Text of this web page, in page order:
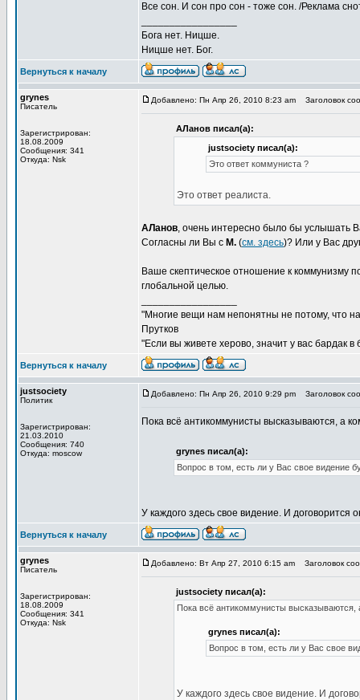
Все сон. И сон про сон - тоже сон. /Реклама
Бога нет. Ницше.
Ницше нет. Бог.
Вернуться к началу
grynes
Писатель
Зарегистрирован:
18.08.2009
Сообщения: 341
Откуда: Nsk
Добавлено: Пн Апр 26, 2010 8:23 am Заголовок
АЛанов писал(а):
justsociety писал(а):
Это ответ коммуниста ?
Это ответ реалиста.
АЛанов, очень интересно было бы услышать
Согласны ли Вы с M. (см. здесь)? Или у Вас
Ваше скептическое отношение к коммунизму
глобальной целью.
"Многие вещи нам непонятны не потому, что
Прутков
"Если вы живете херово, значит у вас бардак
Вернуться к началу
justsociety
Политик
Зарегистрирован:
21.03.2010
Сообщения: 740
Откуда: moscow
Добавлено: Пн Апр 26, 2010 9:29 pm Заголовок
Пока всё антикоммунисты высказываются, а
grynes писал(а):
Вопрос в том, есть ли у Вас свое видение
У каждого здесь свое видение. И договорится
Вернуться к началу
grynes
Писатель
Зарегистрирован:
18.08.2009
Сообщения: 341
Откуда: Nsk
Добавлено: Вт Апр 27, 2010 6:15 am Заголовок
justsociety писал(а):
Пока всё антикоммунисты высказываются,
grynes писал(а):
Вопрос в том, есть ли у Вас свое
У каждого здесь свое видение. И